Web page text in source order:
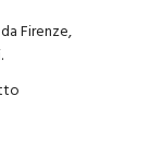
Firenze,